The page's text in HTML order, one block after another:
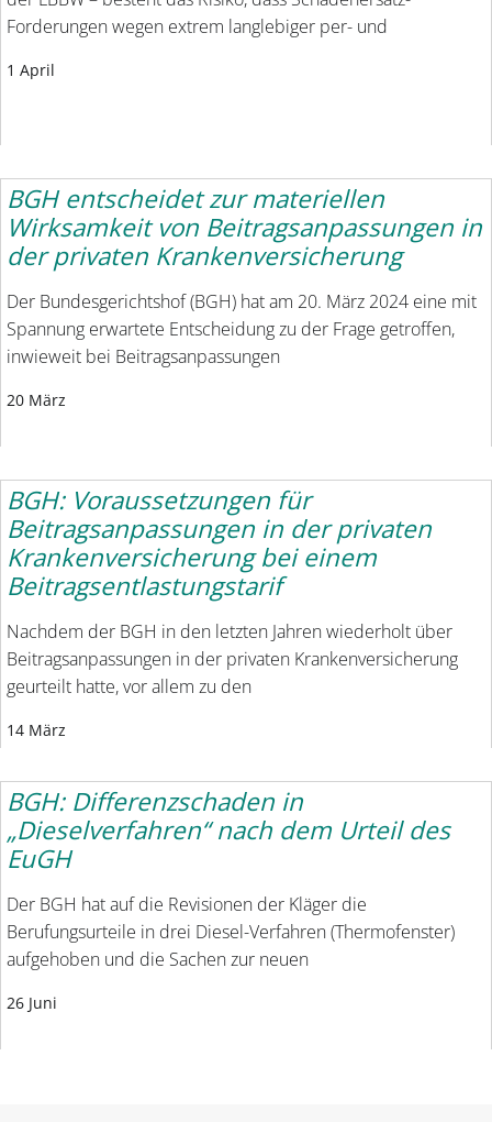
Forderungen wegen extrem langlebiger per- und
1 April
BGH entscheidet zur materiellen
Wirksamkeit von Beitragsanpassungen in
der privaten Krankenversicherung
Der Bundesgerichtshof (BGH) hat am 20. März 2024 eine mit
Spannung erwartete Entscheidung zu der Frage getroffen,
inwieweit bei Beitragsanpassungen
20 März
BGH: Voraussetzungen für
Beitragsanpassungen in der privaten
Krankenversicherung bei einem
Beitragsentlastungstarif
Nachdem der BGH in den letzten Jahren wiederholt über
Beitragsanpassungen in der privaten Krankenversicherung
geurteilt hatte, vor allem zu den
14 März
BGH: Differenzschaden in
„Dieselverfahren“ nach dem Urteil des
EuGH
Der BGH hat auf die Revisionen der Kläger die
Berufungsurteile in drei Diesel-Verfahren (Thermofenster)
aufgehoben und die Sachen zur neuen
26 Juni